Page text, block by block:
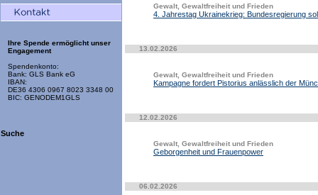
Ihre Spende ermöglicht unser
Engagement
Spendenkonto:
Bank: GLS Bank eG
IBAN:
DE36 4306 0967 8023 3348 00
BIC: GENODEM1GLS
Suche
Gewalt, Gewaltfreiheit und Frieden
4. Jahrestag Ukrainekrieg: Bundesregierung
13.02.2026
Gewalt, Gewaltfreiheit und Frieden
Kampagne fordert Pistorius anlässlich der
12.02.2026
Gewalt, Gewaltfreiheit und Frieden
Geborgenheit und Frauenpower
06.02.2026